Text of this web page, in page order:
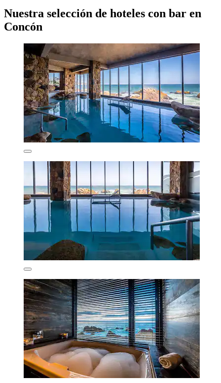
Nuestra selección de hoteles con bar en
Concón